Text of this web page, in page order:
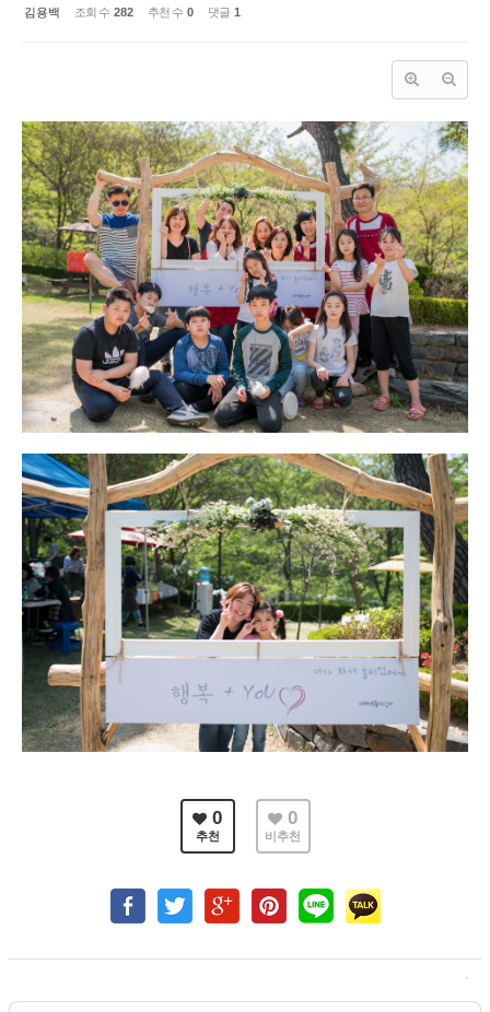
김용백 조회 수 282 추천 수 0 댓글 1
0
추천
0
비추천